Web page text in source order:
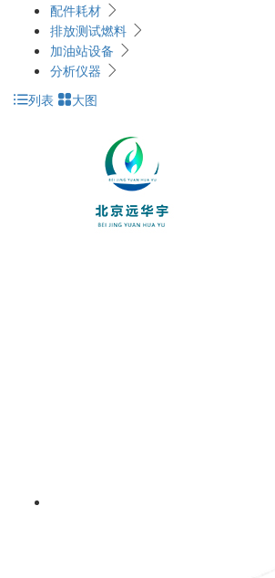
配件耗材
排放测试燃料
加油站设备
分析仪器
列表
大图